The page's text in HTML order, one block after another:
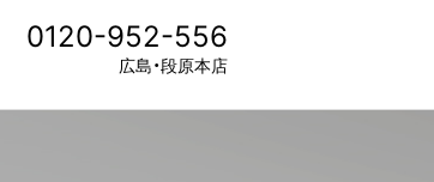
0120-952-556
広島・段原本店